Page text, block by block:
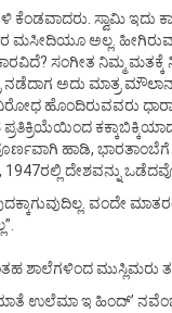
ಕೆಂಡವಾದರು. ಸ್ವಾಮಿ ಇದು
ಮಸೀದಿಯೂ ಅಲ್ಲ.
ಸಂಗೀತ ನಿಮ್ಮ ಮತಕ್ಕೆ
ಅದು ಮಾತ್ರ
ಹೊಂದಿರುವವರು
ಹಾಡಿ,
ದೇಶವನ್ನು
ವಂದೇ
ಶಾಲೆಗಳಿಂದ ಮುಸ್ಲಿಮರು
ಉಲೆಮಾ ಇ ಹಿಂದ್’